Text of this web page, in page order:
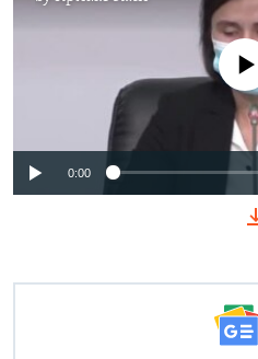
Auto 240p
No media source
0:00